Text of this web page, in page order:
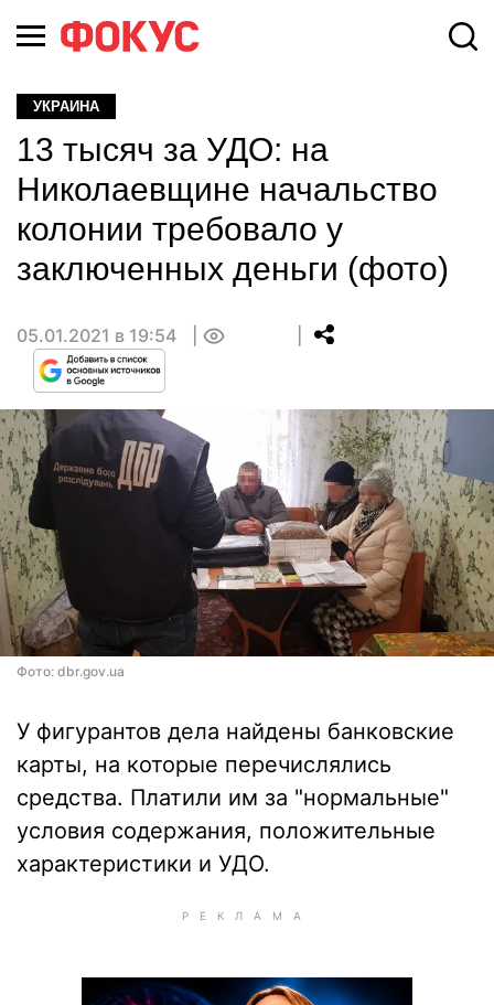
УКРАИНА
13 тысяч за УДО: на
Николаевщине начальство
колонии требовало у
заключенных деньги (фото)
05.01.2021 в 19:54
Фото: dbr.gov.ua
У фигурантов дела найдены банковские
карты, на которые перечислялись
средства. Платили им за "нормальные"
условия содержания, положительные
характеристики и УДО.